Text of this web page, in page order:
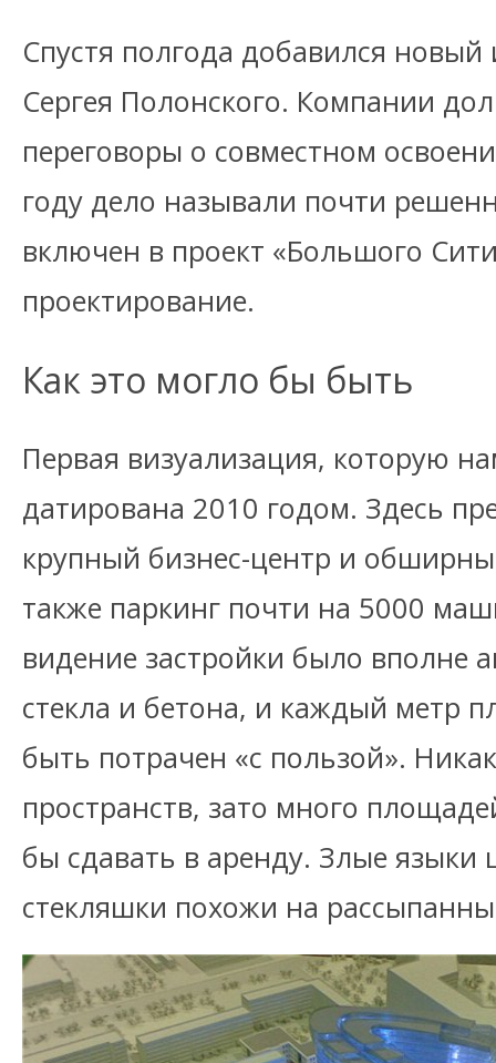
Спустя полгода добавился новый
Сергея Полонского. Компании
переговоры о совместном
году дело называли почти
включен в проект «Большого
проектирование.
Как это могло бы быть
Первая визуализация, которую
датирована 2010 годом. Здесь
крупный бизнес-центр и
также паркинг почти на 5000
видение застройки было вполне
стекла и бетона, и каждый метр
быть потрачен «с пользой».
пространств, зато много
бы сдавать в аренду. Злые языки
стекляшки похожи на